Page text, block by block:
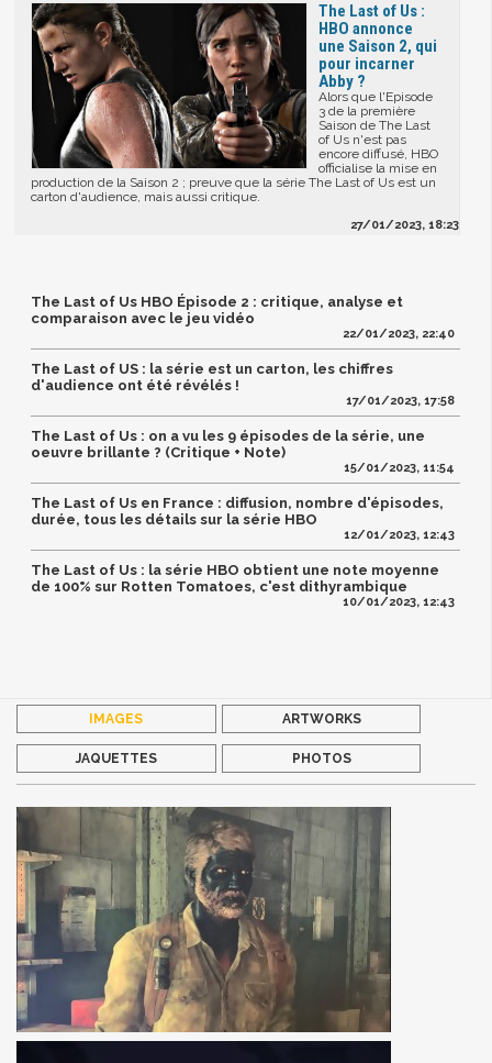
The Last of Us :
HBO annonce
une Saison 2, qui
pour incarner
Abby ?
Alors que l'Episode
3 de la première
Saison de The Last
of Us n'est pas
encore diffusé, HBO
officialise la mise en
production de la Saison 2 ; preuve que la série The Last of Us est un
carton d'audience, mais aussi critique.
27/01/2023, 18:23
The Last of Us HBO Épisode 2 : critique, analyse et
comparaison avec le jeu vidéo
22/01/2023, 22:40
The Last of US : la série est un carton, les chiffres
d'audience ont été révélés !
17/01/2023, 17:58
The Last of Us : on a vu les 9 épisodes de la série, une
oeuvre brillante ? (Critique + Note)
15/01/2023, 11:54
The Last of Us en France : diffusion, nombre d'épisodes,
durée, tous les détails sur la série HBO
12/01/2023, 12:43
The Last of Us : la série HBO obtient une note moyenne
de 100% sur Rotten Tomatoes, c'est dithyrambique
10/01/2023, 12:43
IMAGES ARTWORKS
JAQUETTES PHOTOS